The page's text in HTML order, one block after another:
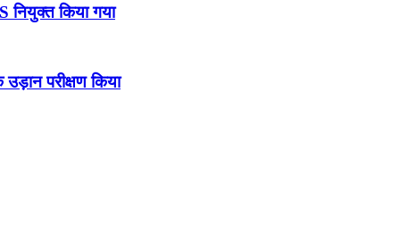
नियुक्त किया गया
परीक्षण किया